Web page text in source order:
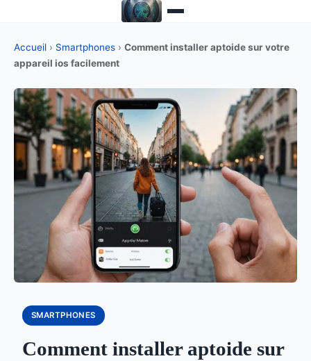
Accueil › Smartphones › Comment installer aptoide sur votre
appareil ios facilement
SMARTPHONES
Comment installer aptoide sur